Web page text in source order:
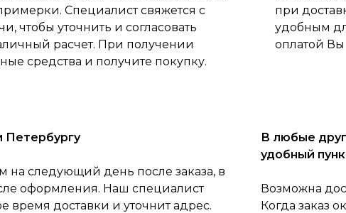
Специалист свяжется с
чтобы уточнить и согласовать
расчет. При получении
средства и получите покупку.
при
удобным
оплатой Вы
Петербургу
следующий день после заказа, в
оформления. Наш специалист
время доставки и уточнит адрес.
В любые
удобный
Возможна
Когда заказ